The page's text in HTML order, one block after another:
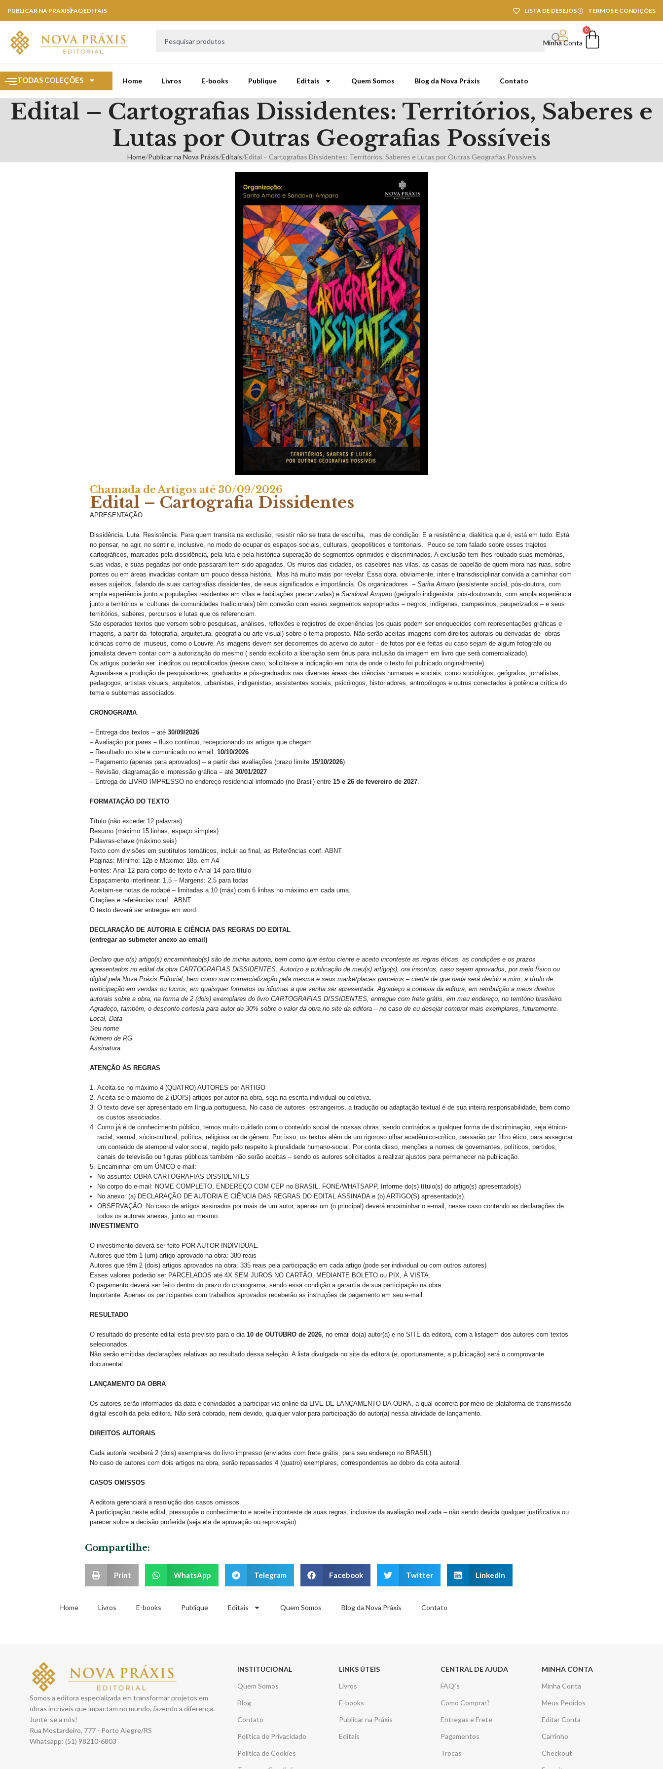
PUBLICAR NA PRAXISFAQEDITAIS LISTA DE DESEJOS TERMOS E CONDIÇÕES
Minha Conta
0
TODAS COLEÇÕES Home Livros E-books Publique Editais Quem Somos Blog da Nova Práxis Contato
Edital – Cartografias Dissidentes: Territórios, Saberes e
Lutas por Outras Geografias Possíveis
Home Publicar na Nova Práxis Editais Edital – Cartografias Dissidentes: Territórios, Saberes e Lutas por Outras Geografias Possíveis
Chamada de Artigos até 30/09/2026
Edital – Cartografia Dissidentes
APRESENTAÇÃO
Dissidência. Luta. Resistência. Para quem transita na exclusão, resistir não se trata de escolha, mas de condição. E a resistência, dialética que é, está em tudo. Está
no pensar, no agir, no sentir e, inclusive, no modo de ocupar os espaços sociais, culturais, geopolíticos e territoriais. Pouco se tem falado sobre esses trajetos
cartográficos, marcados pela dissidência, pela luta e pela histórica superação de segmentos oprimidos e discriminados. A exclusão tem lhes roubado suas memórias,
suas vidas, e suas pegadas por onde passaram tem sido apagadas. Os muros das cidades, os casebres nas vilas, as casas de papelão de quem mora nas ruas, sobre
pontes ou em áreas invadidas contam um pouco dessa história. Mas há muito mais por revelar. Essa obra, obviamente, inter e transdisciplinar convida a caminhar com
esses sujeitos, falando de suas cartografias dissidentes, de seus significados e importância. Os organizadores – Sarita Amaro (assistente social, pós-doutora, com
ampla experiência junto a populações residentes em vilas e habitações precarizadas) e Sandoval Amparo (geógrafo indigenista, pós-doutorando, com ampla experiência
junto a territórios e culturas de comunidades tradicionais) têm conexão com esses segmentos expropriados – negros, indígenas, campesinos, pauperizados – e seus
terriitórios, saberes, percursos e lutas que os referenciam.
São esperados textos que versem sobre pesquisas, análises, reflexões e registros de experiências (os quais podem ser enriquecidos com representações gráficas e
imagens, a partir da fotografia, arquitetura, geografia ou arte visual) sobre o tema proposto. Não serão aceitas imagens com direitos autorais ou derivadas de obras
icônicas como de museus, como o Louvre. As imagens devem ser decorrentes do acervo do autor – de fotos por ele feitas ou caso sejam de algum fotografo ou
jornalista devem contar com a autorização do mesmo ( sendo explicito a liberação sem ônus para inclusão da imagem em livro que será comercializado).
Os artigos poderão ser inéditos ou republicados (nesse caso, solicita-se a indicação em nota de onde o texto foi publicado originalmente).
Aguarda-se a produção de pesquisadores, graduados e pós-graduados nas diversas áreas das ciências humanas e sociais, como sociológos, geógrafos, jornalistas,
pedagogos, artistas visuais, arquitetos, urbanistas, indigenistas, assistentes sociais, psicólogos, historiadores, antropólogos e outros conectados à potência crítica do
tema e subtemas associados.
CRONOGRAMA
– Entrega dos textos – até 30/09/2026
– Avaliação por pares – fluxo contínuo, recepcionando os artigos que chegam
– Resultado no site e comunicado no email: 10/10/2026
– Pagamento (apenas para aprovados) – a partir das avaliações (prazo limite 15/10/2026)
– Revisão, diagramação e impressão gráfica – até 30/01/2027
– Entrega do LIVRO IMPRESSO no endereço residencial informado (no Brasil) entre 15 e 26 de fevereiro de 2027
FORMATAÇÃO DO TEXTO
Título (não exceder 12 palavras)
Resumo (máximo 15 linhas, espaço simples)
Palavras-chave (máximo seis)
Texto com divisões em subtítulos temáticos, incluir ao final, as Referências conf. ABNT
Páginas: Mínimo: 12p e Máximo: 18p. em A4
Fontes: Arial 12 para corpo de texto e Arial 14 para título
Espaçamento interlinear: 1,5 – Margens: 2,5 para todas
Aceitam-se notas de rodapé – limitadas a 10 (máx) com 6 linhas no máximo em cada uma.
Citações e referências conf . ABNT
O texto deverá ser entregue em word.
DECLARAÇÃO DE AUTORIA E CIÊNCIA DAS REGRAS DO EDITAL
(entregar ao submeter anexo ao email)
Declaro que o(s) artigo(s) encaminhado(s) são de minha autoria, bem como que estou ciente e aceito inconteste as regras éticas, as condições e os prazos
apresentados no edital da obra CARTOGRAFIAS DISSIDENTES. Autorizo a publicação de meu(s) artigo(s), ora inscritos, caso sejam aprovados, por meio físico ou
digital pela Nova Práxis Editorial, bem como sua comercialização pela mesma e seus marketplaces parceiros – ciente de que nada será devido a mim, a título de
participação em vendas ou lucros, em quaisquer formatos ou idiomas a que venha ser apresentada. Agradeço a cortesia da editora, em retribuição a meus direitos
autorais sobre a obra, na forma de 2 (dois) exemplares do livro CARTOGRAFIAS DISSIDENTES, entregue com frete grátis, em meu endereço, no território brasileiro.
Agradeço, também, o desconto cortesia para autor de 30% sobre o valor da obra no site da editora – no caso de eu desejar comprar mais exemplares, futuramente.
Local, Data
Seu nome
Número de RG
Assinatura
ATENÇÃO ÀS REGRAS
Aceita-se no máximo 4 (QUATRO) AUTORES por ARTIGO
Aceita-se o máximo de 2 (DOIS) artigos por autor na obra, seja na escrita individual ou coletiva.
O texto deve ser apresentado em língua portuguesa. No caso de autores estrangeiros, a tradução ou adaptação textual é de sua inteira responsabilidade, bem como
os custos associados.
Como já é de conhecimento público, temos muito cuidado com o conteúdo social de nossas obras, sendo contrários a qualquer forma de discriminação, seja étnico-
racial, sexual, sócio-cultural, política, religiosa ou de gênero. Por isso, os textos além de um rigoroso olhar acadêmico-crítico, passarão por filtro ético, para assegurar
um conteúdo de atemporal valor social, regido pelo respeito à pluralidade humano-social. Por conta disso, menções a nomes de governantes, políticos, partidos,
canais de televisão ou figuras públicas também não serão aceitas – sendo os autores solicitados a realizar ajustes para permanecer na publicação.
Encaminhar em um ÚNICO e-mail:
No assunto: OBRA CARTOGRAFIAS DISSIDENTES
No corpo do e-mail: NOME COMPLETO, ENDEREÇO COM CEP no BRASIL, FONE/WHATSAPP, Informe do(s) título(s) do artigo(s) apresentado(s)
No anexo: (a) DECLARAÇÃO DE AUTORIA E CIÊNCIA DAS REGRAS DO EDITAL ASSINADA e (b) ARTIGO(S) apresentado(s).
OBSERVAÇÃO: No caso de artigos assinados por mais de um autor, apenas um (o principal) deverá encaminhar o e-mail, nesse caso contendo as declarações de
todos os autores anexas, junto ao mesmo.
INVESTIMENTO
O investimento deverá ser feito POR AUTOR INDIVIDUAL.
Autores que têm 1 (um) artigo aprovado na obra: 380 reais
Autores que têm 2 (dois) artigos aprovados na obra: 335 reais pela participação em cada artigo (pode ser individual ou com outros autores)
Esses valores poderão ser PARCELADOS até 4X SEM JUROS NO CARTÃO, MEDIANTE BOLETO ou PIX, À VISTA.
O pagamento deverá ser feito dentro do prazo do cronograma, sendo essa condição a garantia de sua participação na obra.
Importante: Apenas os participantes com trabalhos aprovados receberão as instruções de pagamento em seu e-mail.
RESULTADO
O resultado do presente edital está previsto para o dia 10 de OUTUBRO de 2026 , no email do(a) autor(a) e no SITE da editora, com a listagem dos autores com textos
selecionados.
Não serão emitidas declarações relativas ao resultado dessa seleção. A lista divulgada no site da editora (e, oportunamente, a publicação) será o comprovante
documental.
LANÇAMENTO DA OBRA
Os autores serão informados da data e convidados a participar via online da LIVE DE LANÇAMENTO DA OBRA, a qual ocorrerá por meio de plataforma de transmissão
digital escolhida pela editora. Não será cobrado, nem devido, qualquer valor para participação do autor(a) nessa atividade de lançamento.
DIREITOS AUTORAIS
Cada autor/a receberá 2 (dois) exemplares do livro impresso (enviados com frete grátis, para seu endereço no BRASIL).
No caso de autores com dois artigos na obra, serão repassados 4 (quatro) exemplares, correspondentes ao dobro da cota autoral.
CASOS OMISSOS
A editora gerenciará a resolução dos casos omissos.
A participação neste edital, pressupõe o conhecimento e aceite inconteste de suas regras, inclusive da avaliação realizada – não sendo devida qualquer justificativa ou
parecer sobre a decisão proferida (seja ela de aprovação ou reprovação).
Compartilhe:
Print WhatsApp Telegram Facebook Twitter LinkedIn
Home Livros E-books Publique Editais Quem Somos Blog da Nova Práxis Contato
Somos a editora especializada em transformar projetos em
obras incríveis que impactam no mundo, fazendo a diferença.
Junte-se a nós!
Rua Mostardeiro, 777 - Porto Alegre/RS
Whatsapp: (51) 98210-6803
INSTITUCIONAL
Quem Somos
Blog
Contato
Política de Privacidade
Política de Cookies
LINKS ÚTEIS
Livros
E-books
Publicar na Práxis
Editais
CENTRAL DE AJUDA
FAQ´s
Como Comprar?
Entregas e Frete
Pagamentos
Trocas
MINHA CONTA
Minha Conta
Meus Pedidos
Editar Conta
Carrinho
Checkout